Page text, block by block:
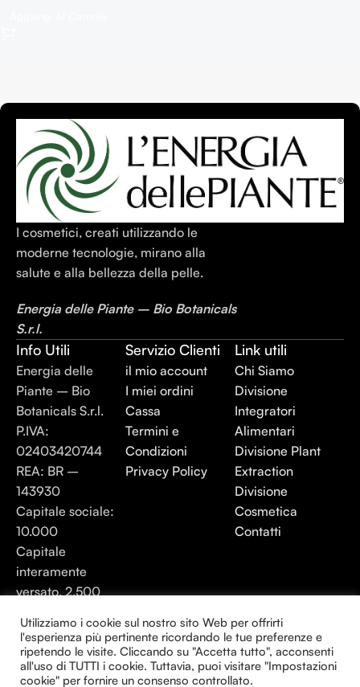
I cosmetici, creati utilizzando le
moderne tecnologie, mirano alla
salute e alla bellezza della pelle.
Energia delle Piante – Bio Botanicals
S.r.l.
Info Utili
Energia delle
Piante – Bio
Botanicals S.r.l.
P.IVA:
02403420744
REA: BR –
143930
Capitale sociale:
10.000
Capitale
interamente
versato. 2.500
Servizio Clienti
il mio account
I miei ordini
Cassa
Termini e
Condizioni
Privacy Policy
Link utili
Chi Siamo
Divisione
Integratori
Alimentari
Divisione Plant
Extraction
Divisione
Cosmetica
Contatti
Energia elle Piante 2025 - Tutti i diritti
riservati.
Creato da Consulenza24H
Utilizziamo i cookie sul nostro sito Web per offrirti
l'esperienza più pertinente ricordando le tue preferenze e
ripetendo le visite. Cliccando su "Accetta tutto", acconsenti
all'uso di TUTTI i cookie. Tuttavia, puoi visitare "Impostazioni
cookie" per fornire un consenso controllato.